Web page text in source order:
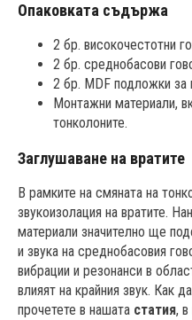
Опаковката съдържа
2 бр. високочестотни
2 бр. среднобасови
2 бр. MDF подложки за
Монтажни материали,
тонколоните.
Заглушаване на вратите
В рамките на смяната на
звукоизолация на вратите.
материали значително ще
и звука на среднобасовия
вибрации и резонанси в
влияят на крайния звук. Как
прочетете в нашата статия,